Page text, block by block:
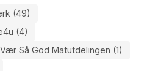
(49)
(4)
Vær Så God Matutdelingen (1)